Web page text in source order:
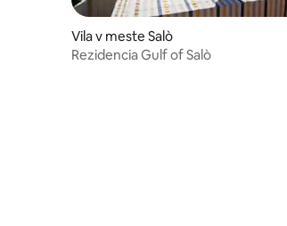
Vila v meste Salò
Rezidencia Gulf of Salò